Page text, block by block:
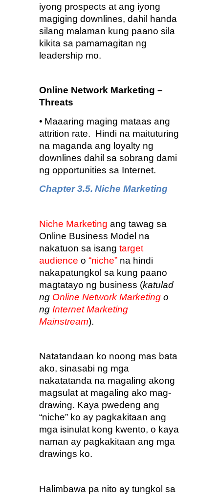
iyong prospects at ang iyong
magiging downlines, dahil handa
silang malaman kung paano sila
kikita sa pamamagitan ng
leadership mo.
Online Network Marketing –
Threats
• Maaaring maging mataas ang
attrition rate.  Hindi na maituturing
na maganda ang loyalty ng
downlines dahil sa sobrang dami
ng opportunities sa Internet.
Chapter 3.5. Niche Marketing
Niche Marketing ang tawag sa
Online Business Model na
nakatuon sa isang target
audience o “niche” na hindi
nakapatungkol sa kung paano
magtatayo ng business (katulad
ng Online Network Marketing o
ng Internet Marketing
Mainstream).
Natatandaan ko noong mas bata
ako, sinasabi ng mga
nakatatanda na magaling akong
magsulat at magaling ako mag-
drawing. Kaya pwedeng ang
“niche” ko ay pagkakitaan ang
mga isinulat kong kwento, o kaya
naman ay pagkakitaan ang mga
drawings ko.
Halimbawa pa nito ay tungkol sa